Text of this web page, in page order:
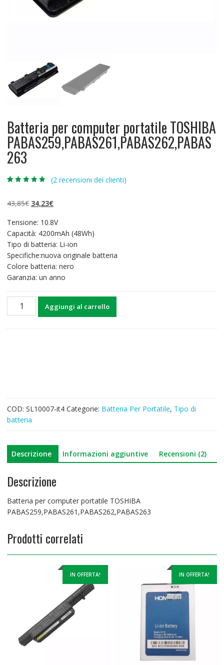
Batteria per computer portatile TOSHIBA
PABAS259,PABAS261,PABAS262,PABAS
263
base di
recensioni
(2 recensioni dei clienti)
43,85€ Il
originale
era:
43,85€.
34,23€Il
attuale
è:
34,23€.
Tensione: 10.8V
Capacità: 4200mAh (48Wh)
Tipo di batteria: Li-ion
Specifiche:nuova originale batteria
Colore batteria: nero
Garanzia: un anno
Batteria
Aggiungi al carrello
COD: SL10007-it4 Categorie: Batteria Per Portatile, Tipo di
batteria
Descrizione Informazioni aggiuntive Recensioni (2)
Descrizione
Batteria per computer portatile TOSHIBA
PABAS259,PABAS261,PABAS262,PABAS263
Prodotti correlati
IN OFFERTA! IN OFFERTA!